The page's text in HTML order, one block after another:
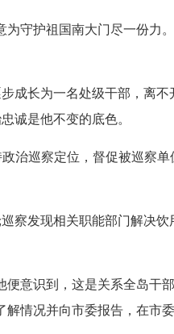
护祖国南大门尽一份力
长为一名处级干部，离不
诚是他不变的底色。
巡察定位，督促被巡察单
发现相关职能部门解决饮
识到，这是关系全岛干
情况并向市委报告，在市